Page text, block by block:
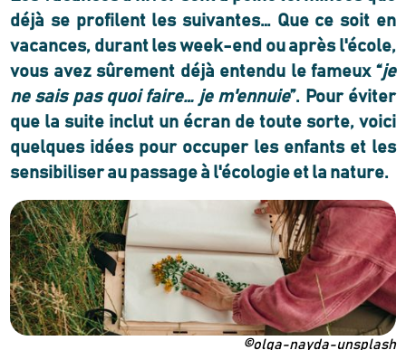
déjà se profilent les suivantes… Que ce soit en
vacances, durant les week-end ou après l'école,
vous avez sûrement déjà entendu le fameux “je
ne sais pas quoi faire… je m'ennuie”. Pour éviter
que la suite inclut un écran de toute sorte, voici
quelques idées pour occuper les enfants et les
sensibiliser au passage à l'écologie et la nature.
©olga-nayda-unsplash